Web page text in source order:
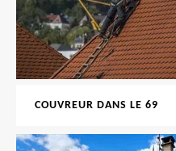
COUVREUR DANS LE 69